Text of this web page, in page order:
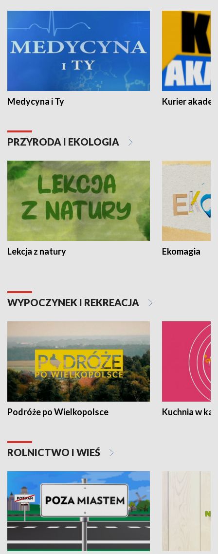
Medycyna i Ty Kurier
PRZYRODA I EKOLOGIA
Lekcja z natury Ekomagia
WYPOCZYNEK I REKREACJA
Podróże po Wielkopolsce Kuchnia w
ROLNICTWO I WIEŚ